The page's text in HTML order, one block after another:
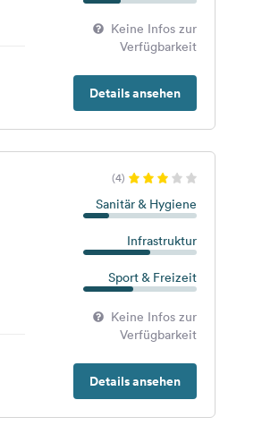
Keine Infos zur
Verfügbarkeit
Details ansehen
(4)
Sanitär & Hygiene
Infrastruktur
Sport & Freizeit
Keine Infos zur
Verfügbarkeit
Details ansehen